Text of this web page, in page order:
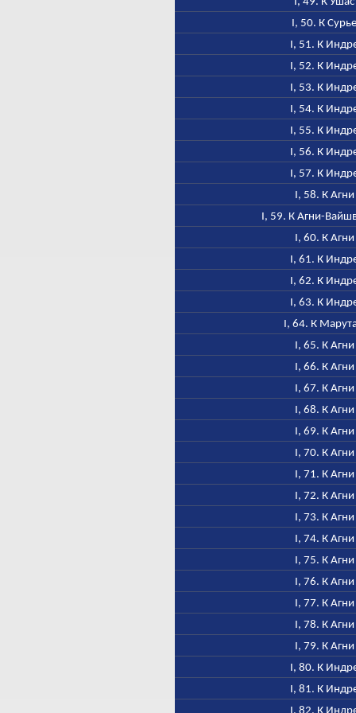
I, 50. К Сурье
I, 51. К
I, 52. К
I, 53. К
I, 54. К
I, 55. К
I, 56. К
I, 57. К
I, 58. К Агни
I, 59. К Агни-
I, 60. К Агни
I, 61. К
I, 62. К
I, 63. К
I, 64. К
I, 65. К Агни
I, 66. К Агни
I, 67. К Агни
I, 68. К Агни
I, 69. К Агни
I, 70. К Агни
I, 71. К Агни
I, 72. К Агни
I, 73. К Агни
I, 74. К Агни
I, 75. К Агни
I, 76. К Агни
I, 77. К Агни
I, 78. К Агни
I, 79. К Агни
I, 80. К
I, 81. К
I, 82. К